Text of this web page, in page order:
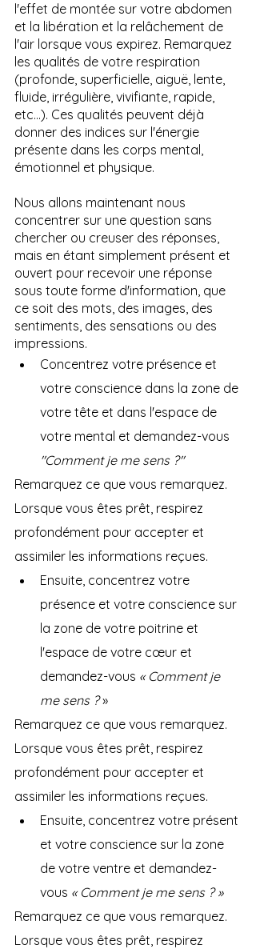
l'effet de montée sur votre abdomen
et la libération et la relâchement de
l'air lorsque vous expirez. Remarquez
les qualités de votre respiration
(profonde, superficielle, aiguë, lente,
fluide, irrégulière, vivifiante, rapide,
etc…). Ces qualités peuvent déjà
donner des indices sur l'énergie
présente dans les corps mental,
émotionnel et physique.
Nous allons maintenant nous
concentrer sur une question sans
chercher ou creuser des réponses,
mais en étant simplement présent et
ouvert pour recevoir une réponse
sous toute forme d'information, que
ce soit des mots, des images, des
sentiments, des sensations ou des
impressions.
Concentrez votre présence et
votre conscience dans la zone de
votre tête et dans l'espace de
votre mental et demandez-vous
"Comment je me sens ?"
Remarquez ce que vous remarquez.
Lorsque vous êtes prêt, respirez
profondément pour accepter et
assimiler les informations reçues.
Ensuite, concentrez votre
présence et votre conscience sur
la zone de votre poitrine et
l'espace de votre cœur et
demandez-vous « Comment je
me sens ? »
Remarquez ce que vous remarquez.
Lorsque vous êtes prêt, respirez
profondément pour accepter et
assimiler les informations reçues.
Ensuite, concentrez votre présent
et votre conscience sur la zone
de votre ventre et demandez-
vous « Comment je me sens ? »
Remarquez ce que vous remarquez.
Lorsque vous êtes prêt, respirez